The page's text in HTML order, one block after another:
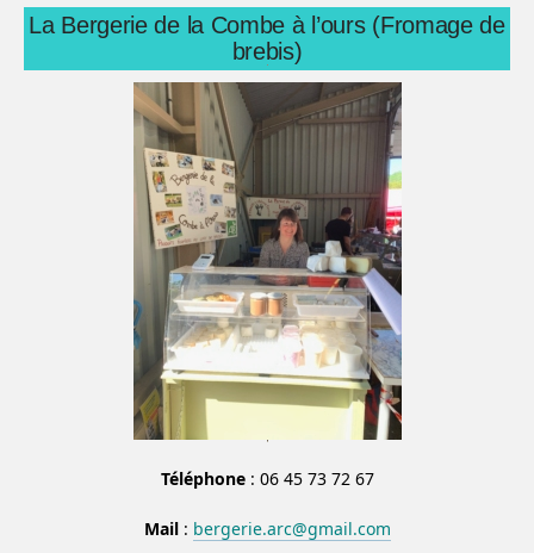
La Bergerie de la Combe à l’ours (Fromage de
brebis)
Téléphone: 06 45 73 72 67
Mail: bergerie.arc@gmail.com